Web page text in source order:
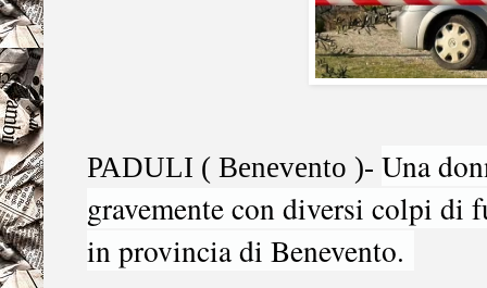
PADULI ( Benevento )- Una
gravemente con diversi colpi di
in provincia di Benevento.